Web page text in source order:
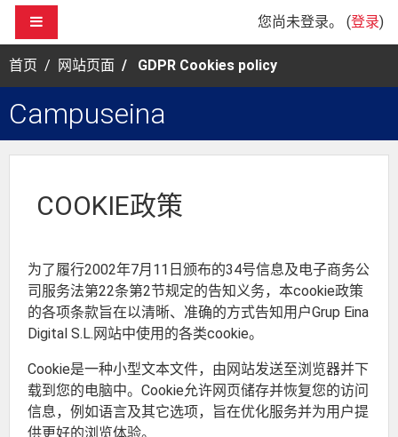
跳到主要内容
您尚未登录。 (登录)
首页 网站页面 GDPR Cookies policy
Campuseina
COOKIE政策
为了履行2002年7月11日颁布的34号信息及电子商务公
司服务法第22条第2节规定的告知义务，本cookie政策
的各项条款旨在以清晰、准确的方式告知用户Grup Eina
Digital S.L.网站中使用的各类cookie。
Cookie是一种小型文本文件，由网站发送至浏览器并下
载到您的电脑中。Cookie允许网页储存并恢复您的访问
信息，例如语言及其它选项，旨在优化服务并为用户提
供更好的浏览体验。